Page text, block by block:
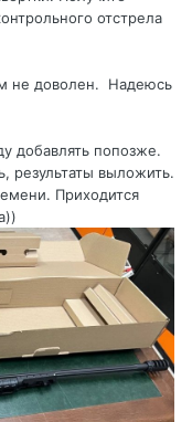
отстрела
не доволен. Надеюсь
добавлять попозже.
результаты выложить.
Приходится